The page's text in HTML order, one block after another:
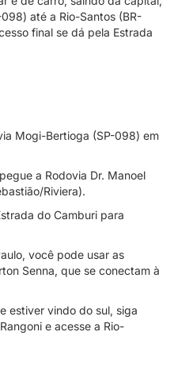
até a Rio-Santos (BR-
final se dá pela Estrada
Mogi-Bertioga (SP-098) em
a Rodovia Dr. Manoel
Riviera).
do Camburi para
você pode usar as
Senna, que se conectam à
estiver vindo do sul, siga
e acesse a Rio-